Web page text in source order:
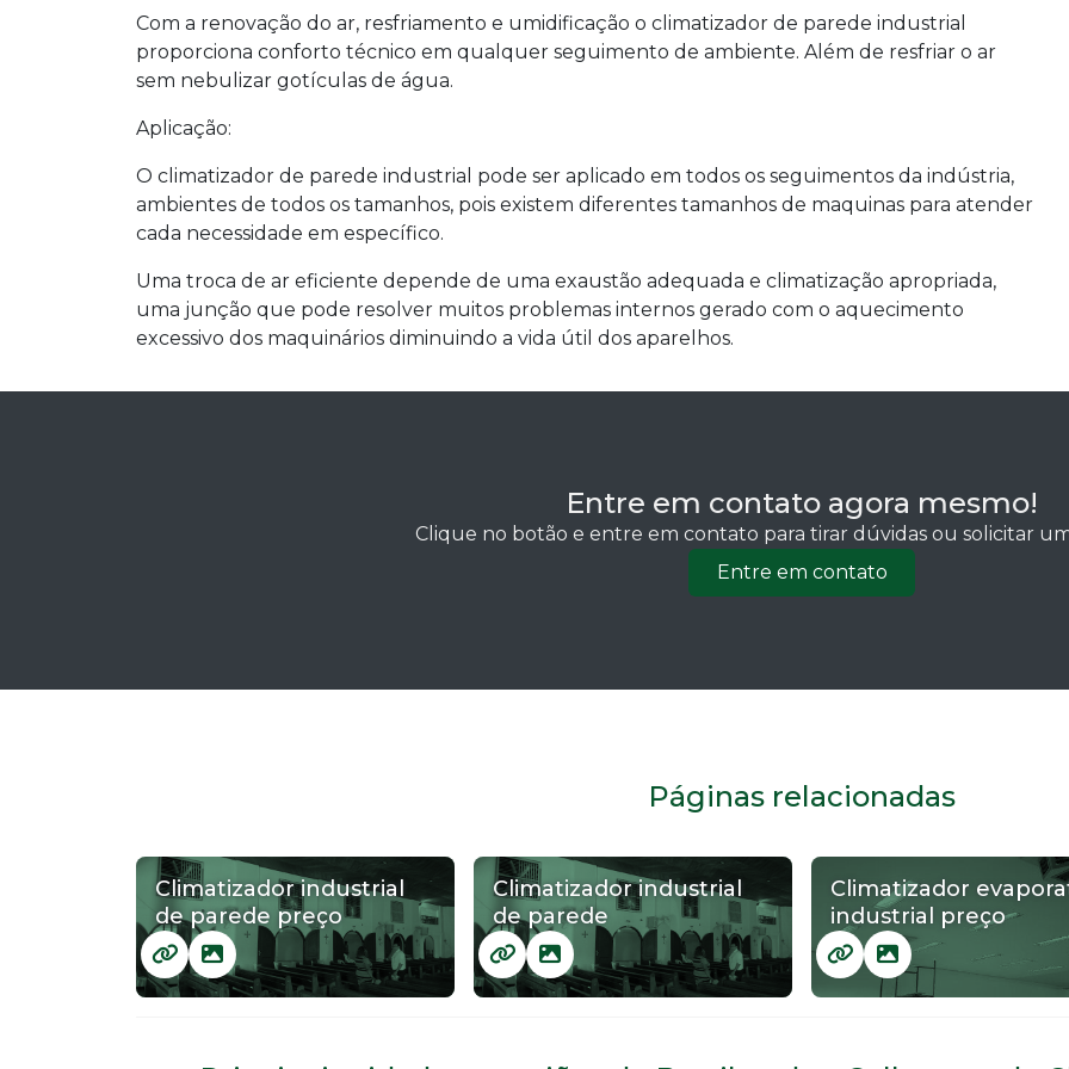
Com a renovação do ar, resfriamento e umidificação o climatizador de parede industrial
proporciona conforto técnico em qualquer seguimento de ambiente. Além de resfriar o ar
sem nebulizar gotículas de água.
Aplicação:
O climatizador de parede industrial pode ser aplicado em todos os seguimentos da indústria,
ambientes de todos os tamanhos, pois existem diferentes tamanhos de maquinas para atender
cada necessidade em específico.
Uma troca de ar eficiente depende de uma exaustão adequada e climatização apropriada,
uma junção que pode resolver muitos problemas internos gerado com o aquecimento
excessivo dos maquinários diminuindo a vida útil dos aparelhos.
Entre em contato agora mesmo!
Clique no botão e entre em contato para tirar dúvidas ou solicitar
Entre em contato
Páginas relacionadas
Climatizador industrial
de parede preço
Climatizador industrial
de parede
Climatizador
industrial preço